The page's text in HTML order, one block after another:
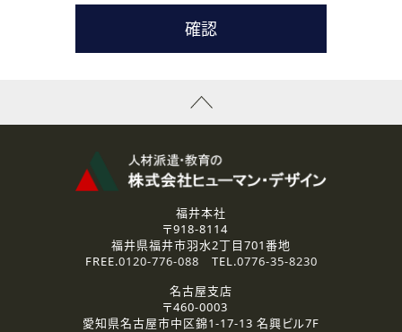
たします。
( 3 ) スタッフ派遣を検討されている企業の皆様
お問い合わせの内容に回答するために利用いたします。
なお、ご連絡手段は、電話・Ｅメールのいずれかの方法とい
資料送付、受講相談に関するご連絡のために利用いたしま
その他、お問い合わせの内容に回答するために利用いたし
なお、ご連絡手段は、電話・Ｅメールのいずれかの方法とい
2.個人情報の第三者提供
ご提供いただいた個人情報は、法令等の規定に従う場合を除き、
3.個人情報の取り扱いの委託
弊社の定める個人情報保護の評価基準を満たした委託先に、個
福井本社
〒918-8114
福井県福井市羽水2丁目701番地
FREE.0120-776-088 TEL.0776-35-8230
名古屋支店
〒460-0003
愛知県名古屋市中区錦1-17-13 名興ビル7F